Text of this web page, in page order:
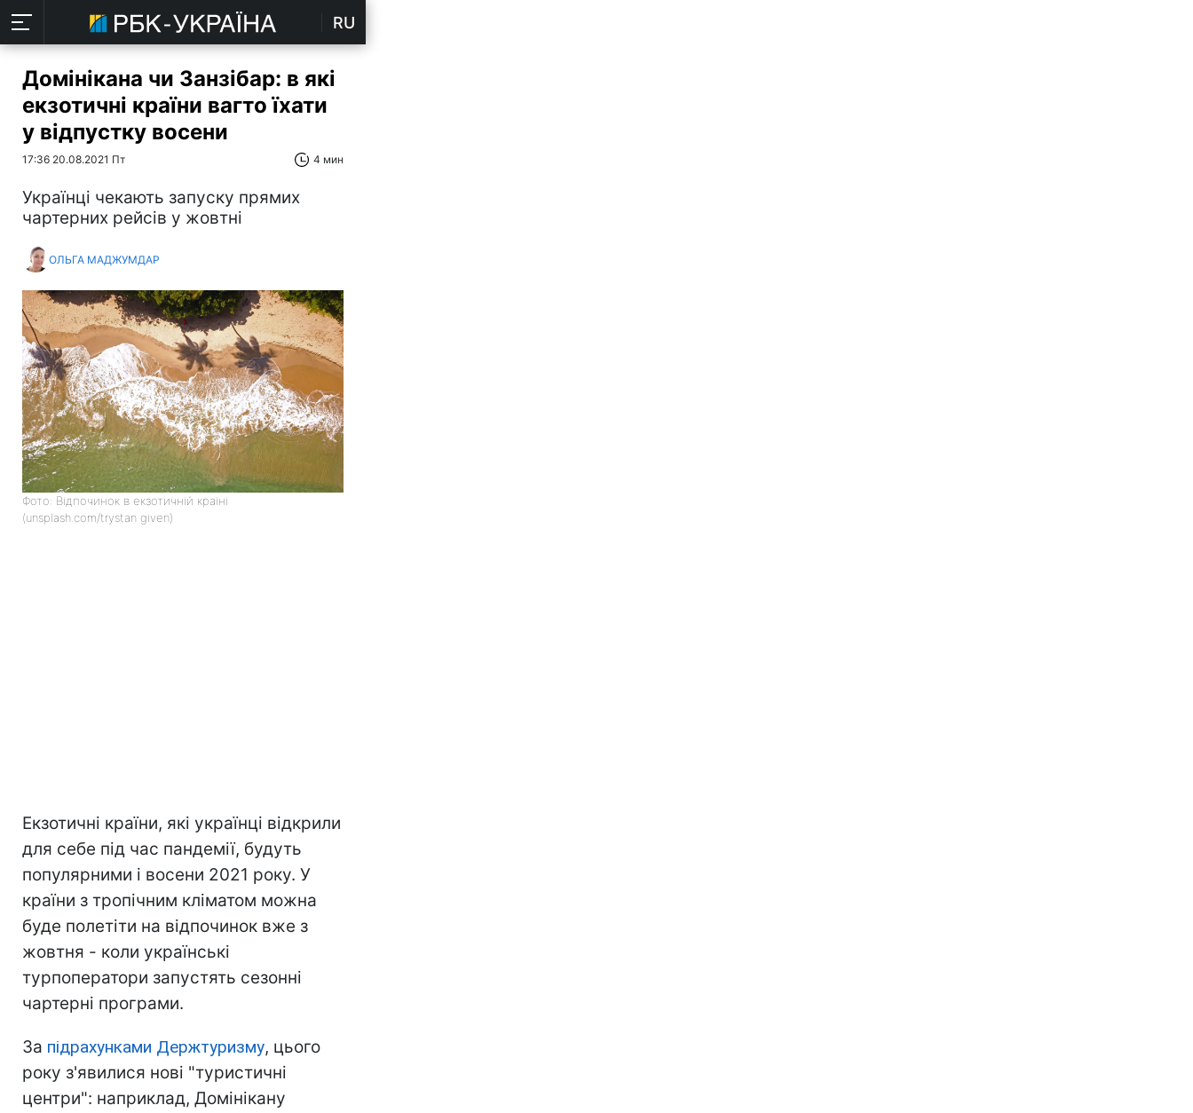
RU
Домінікана чи Занзібар: в які
екзотичні країни вагто їхати
у відпустку восени
17:36 20.08.2021 Пт 4 мин
Українці чекають запуску прямих
чартерних рейсів у жовтні
ОЛЬГА МАДЖУМДАР
Фото: Відпочинок в екзотичній країні
(unsplash.com/trystan given)
Екзотичні країни, які українці відкрили
для себе під час пандемії, будуть
популярними і восени 2021 року. У
країни з тропічним кліматом можна
буде полетіти на відпочинок вже з
жовтня - коли українські
турпоператори запустять сезонні
чартерні програми.
За підрахунками Держтуризму, цього
року з'явилися нові "туристичні
центри": наприклад, Домінікану